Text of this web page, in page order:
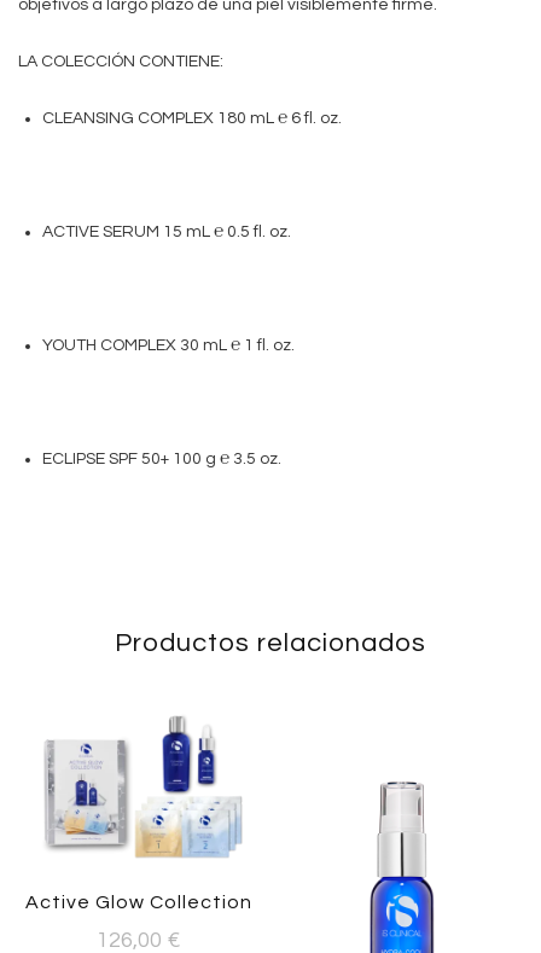
objetivos a largo plazo de una piel visiblemente firme.
LA COLECCIÓN CONTIENE:
CLEANSING COMPLEX 180 mL ℮ 6 fl. oz.
ACTIVE SERUM 15 mL ℮ 0.5 fl. oz.
YOUTH COMPLEX 30 mL ℮ 1 fl. oz.
ECLIPSE SPF 50+ 100 g ℮ 3.5 oz.
Productos relacionados
Active Glow Collection
126,00 €